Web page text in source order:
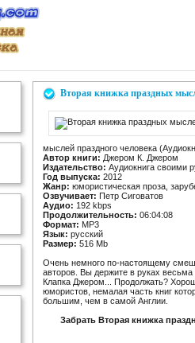
Вторая книжка праздных
мыслей праздного человека
Автор книги: Джером К. Джером
Издательство: Аудиокнига своими
Год выпуска: 2012
Жанр: юмористическая проза,
Озвучивает: Петр Сиговатов
Аудио: 192 kbps
Продолжительность: 06:04:08
Формат: MP3
Язык: русский
Размер: 516 Mb
Очень немного по-настоящему
авторов. Вы держите в руках
Клапка Джером... Продолжать?
юмористов, немалая часть книг
большим, чем в самой Англии.
Забрать Вторая книжка